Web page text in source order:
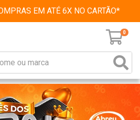
EM ATÉ 6X NO CARTÃO*
0